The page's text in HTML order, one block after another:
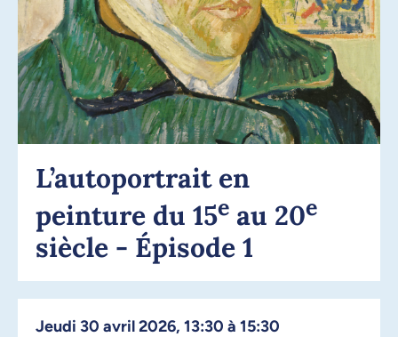
L’autoportrait en
peinture du 15e au 20e
siècle - Épisode 1
jeudi 30 avril 2026, 13:30 à 15:30